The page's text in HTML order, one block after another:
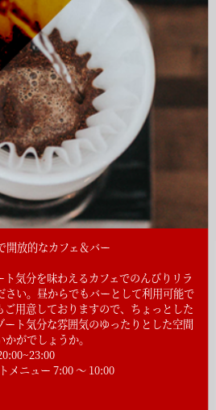
開放的なカフェ＆バー
気分を味わえるカフェでのんびりリラ
さい。昼からでもバーとして利用可能で
用意しておりますので、ちょっとした
ト気分な雰囲気のゆったりとした空間
がでしょうか。
メニュー 7:00 ～ 10:00